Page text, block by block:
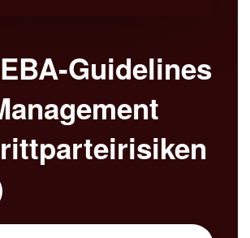
Guidelines